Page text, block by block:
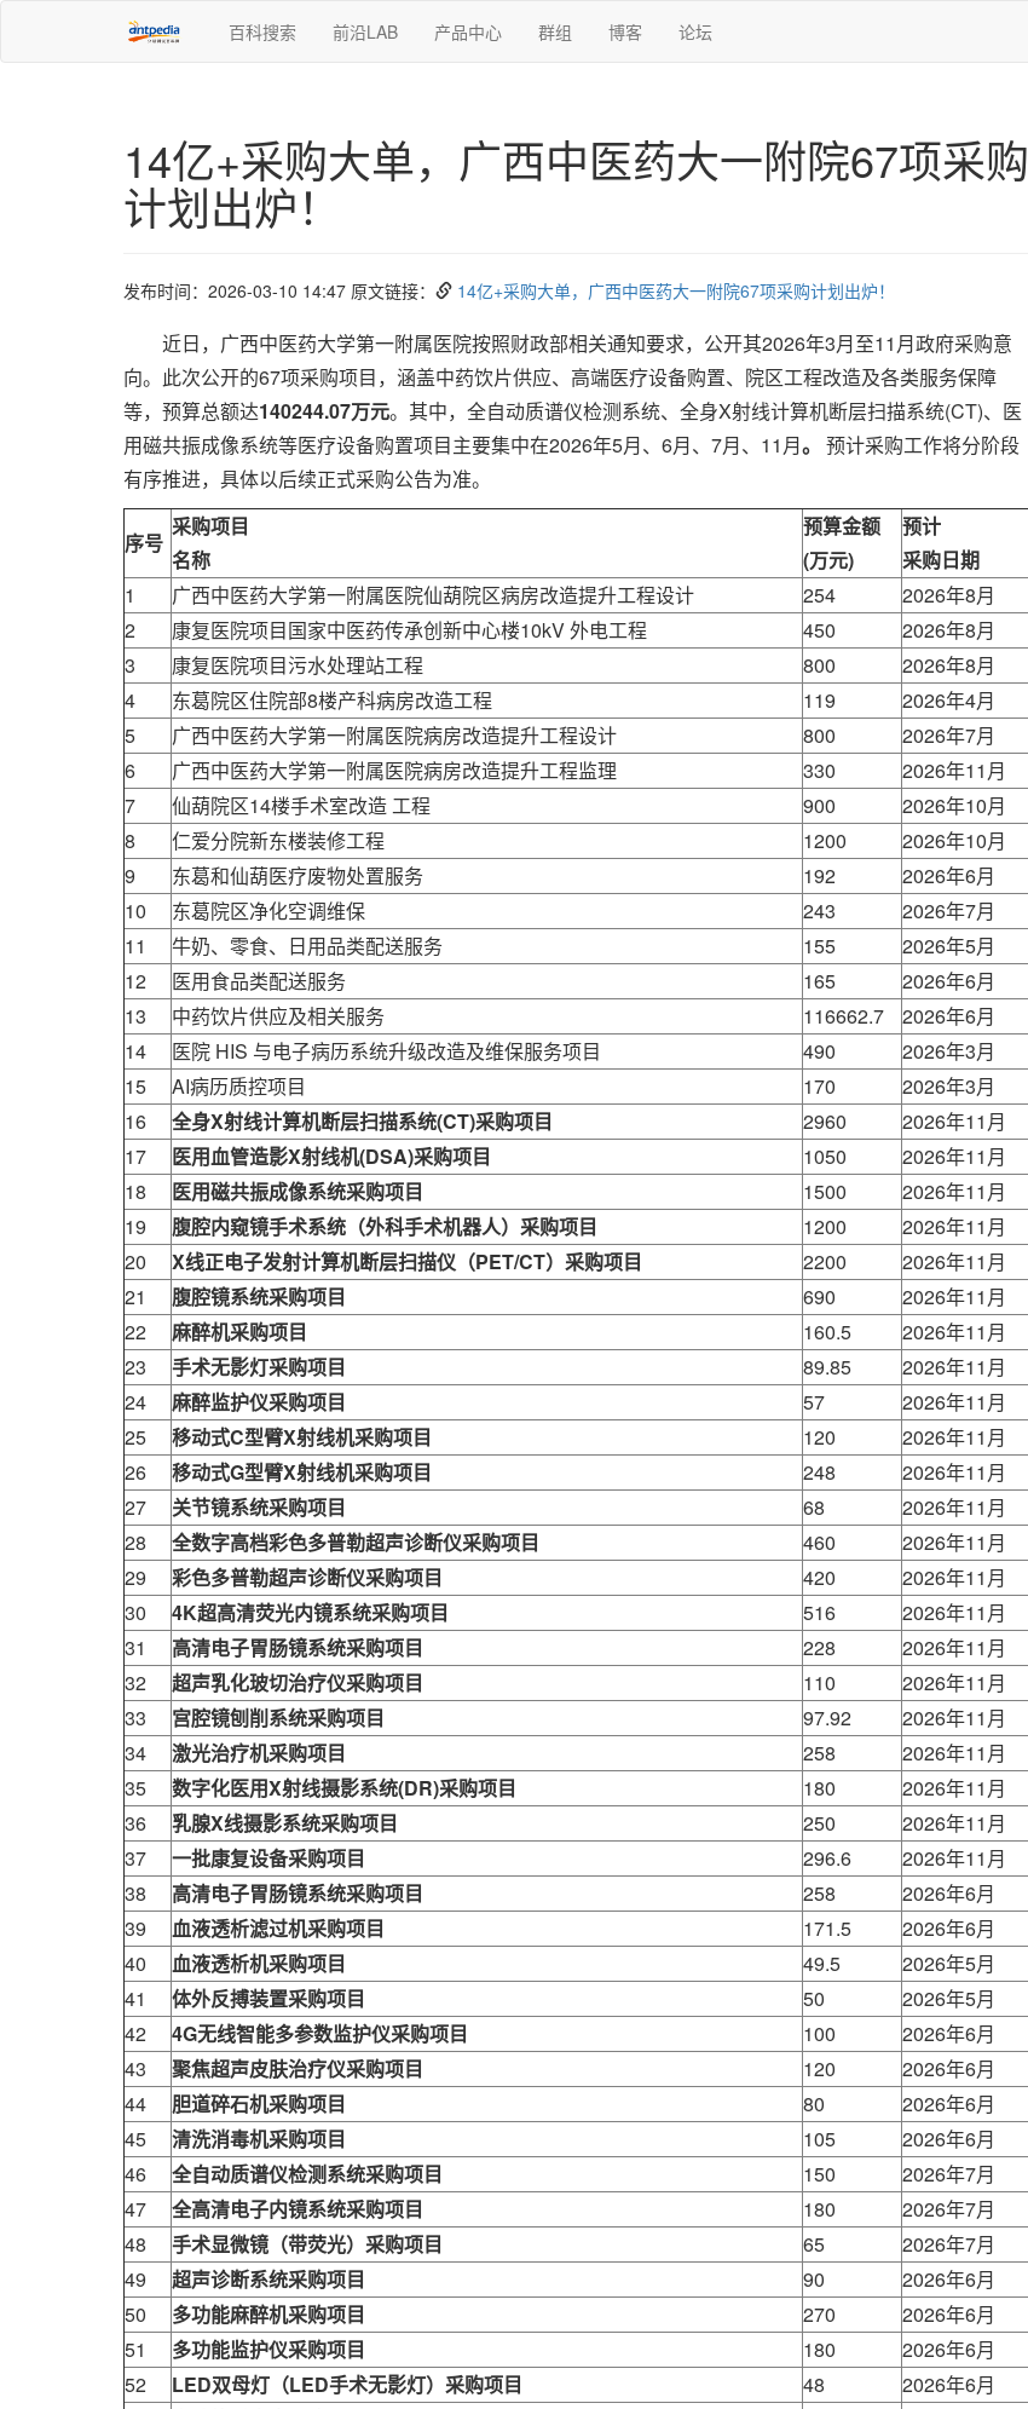
百科搜索 前沿LAB 产品中心 群组 博客 论坛
14亿+采购大单，广西中医药大一附院67项采购
计划出炉！
发布时间：2026-03-10 14:47 原文链接： 14亿+采购大单，广西中医药大一附院67项采购计划出炉！
近日，广西中医药大学第一附属医院按照财政部相关通知要求，公开其2026年3月至11月政府采购意
向。此次公开的67项采购项目，涵盖中药饮片供应、高端医疗设备购置、院区工程改造及各类服务保障
等，预算总额达140244.07万元。其中，全自动质谱仪检测系统、全身X射线计算机断层扫描系统(CT)、医
用磁共振成像系统等医疗设备购置项目主要集中在2026年5月、6月、7月、11月。 预计采购工作将分阶段
有序推进，具体以后续正式采购公告为准。
序号
采购项目
名称
预算金额
(万元)
预计
采购日期
1
广西中医药大学第一附属医院仙葫院区病房改造提升工程设计 254
2026年8月
2
康复医院项目国家中医药传承创新中心楼10kV 外电工程 450
2026年8月
3
康复医院项目污水处理站工程 800
2026年8月
4
东葛院区住院部8楼产科病房改造工程 119
2026年4月
5
广西中医药大学第一附属医院病房改造提升工程设计 800
2026年7月
6
广西中医药大学第一附属医院病房改造提升工程监理 330
2026年11月
7
仙葫院区14楼手术室改造 工程 900
2026年10月
8
仁爱分院新东楼装修工程 1200
2026年10月
9
东葛和仙葫医疗废物处置服务 192
2026年6月
10
东葛院区净化空调维保 243
2026年7月
11
牛奶、零食、日用品类配送服务 155
2026年5月
12
医用食品类配送服务 165
2026年6月
13
中药饮片供应及相关服务 116662.7
2026年6月
14
医院 HIS 与电子病历系统升级改造及维保服务项目 490
2026年3月
15
AI病历质控项目 170
2026年3月
16
全身X射线计算机断层扫描系统(CT)采购项目 2960
2026年11月
17
医用血管造影X射线机(DSA)采购项目 1050
2026年11月
18
医用磁共振成像系统采购项目 1500
2026年11月
19
腹腔内窥镜手术系统（外科手术机器人）采购项目 1200
2026年11月
20
X线正电子发射计算机断层扫描仪（PET/CT）采购项目 2200
2026年11月
21
腹腔镜系统采购项目 690
2026年11月
22
麻醉机采购项目 160.5
2026年11月
23
手术无影灯采购项目 89.85
2026年11月
24
麻醉监护仪采购项目 57
2026年11月
25
移动式C型臂X射线机采购项目 120
2026年11月
26
移动式G型臂X射线机采购项目 248
2026年11月
27
关节镜系统采购项目 68
2026年11月
28
全数字高档彩色多普勒超声诊断仪采购项目 460
2026年11月
29
彩色多普勒超声诊断仪采购项目 420
2026年11月
30
4K超高清荧光内镜系统采购项目 516
2026年11月
31
高清电子胃肠镜系统采购项目 228
2026年11月
32
超声乳化玻切治疗仪采购项目 110
2026年11月
33
宫腔镜刨削系统采购项目 97.92
2026年11月
34
激光治疗机采购项目 258
2026年11月
35
数字化医用X射线摄影系统(DR)采购项目 180
2026年11月
36
乳腺X线摄影系统采购项目 250
2026年11月
37
一批康复设备采购项目 296.6
2026年11月
38
高清电子胃肠镜系统采购项目 258
2026年6月
39
血液透析滤过机采购项目 171.5
2026年6月
40
血液透析机采购项目 49.5
2026年5月
41
体外反搏装置采购项目 50
2026年5月
42
4G无线智能多参数监护仪采购项目 100
2026年6月
43
聚焦超声皮肤治疗仪采购项目 120
2026年6月
44
胆道碎石机采购项目 80
2026年6月
45
清洗消毒机采购项目 105
2026年6月
46
全自动质谱仪检测系统采购项目 150
2026年7月
47
全高清电子内镜系统采购项目 180
2026年7月
48
手术显微镜（带荧光）采购项目 65
2026年7月
49
超声诊断系统采购项目 90
2026年6月
50
多功能麻醉机采购项目 270
2026年6月
51
多功能监护仪采购项目 180
2026年6月
52
LED双母灯（LED手术无影灯）采购项目 48
2026年6月